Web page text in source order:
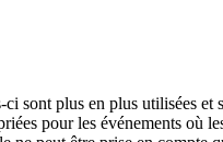
ci sont plus en plus utilisées et
pour les événements où